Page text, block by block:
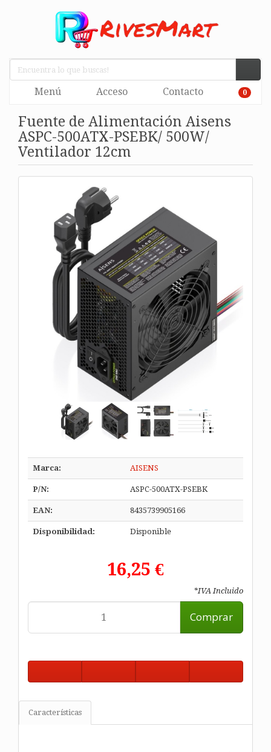
Menú Acceso Contacto 0
Fuente de Alimentación Aisens
ASPC-500ATX-PSEBK/ 500W/
Ventilador 12cm
Marca: AISENS
P/N: ASPC-500ATX-PSEBK
EAN: 8435739905166
Disponibilidad: Disponible
16,25 €
*IVA Incluido
Comprar
Características